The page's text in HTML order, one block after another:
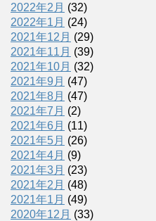
2022年2月 (32)
2022年1月 (24)
2021年12月 (29)
2021年11月 (39)
2021年10月 (32)
2021年9月 (47)
2021年8月 (47)
2021年7月 (2)
2021年6月 (11)
2021年5月 (26)
2021年4月 (9)
2021年3月 (23)
2021年2月 (48)
2021年1月 (49)
2020年12月 (33)